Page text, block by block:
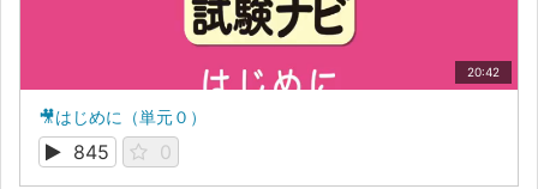
20:42
🎥はじめに（単元０）
845 0